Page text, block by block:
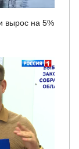
вырос на 5%